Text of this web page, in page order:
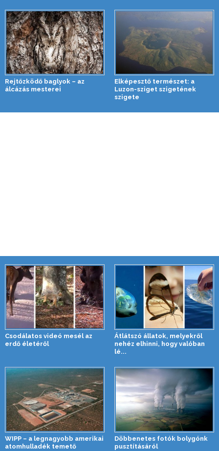
Rejtőzködő baglyok – az
álcázás mesterei
Elképesztő természet: a
Luzon-sziget szigetének
szigete
Csodálatos videó mesél az
erdő életéről
Átlátszó állatok, melyekről
nehéz elhinni, hogy valóban
lé...
WIPP – a legnagyobb amerikai
atomhulladék temető
Döbbenetes fotók bolygónk
pusztításáról